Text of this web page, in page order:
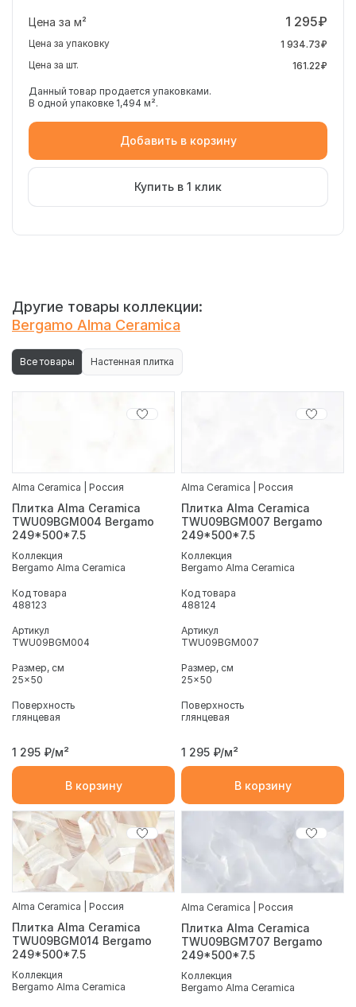
Цена за м² 1 295₽
Цена за упаковку
1 934.73₽
Цена за шт.
161.22₽
Данный товар продается упаковками.
В одной упаковке 1,494 м².
Добавить в корзину
Купить в 1 клик
стилизован под природный оникс в насыщенном бежевом
оттенке. Нейтральная фактура прожилок. Поверхность
глянцевая, глазурованная.
Другие товары коллекции:
Bergamo Alma Ceramica
Все товары Настенная плитка
Alma Ceramica | Россия
Плитка Alma Ceramica
TWU09BGM004 Bergamo
249*500*7.5
Коллекция
Bergamo Alma Ceramica
Код товара
488123
Артикул
TWU09BGM004
Размер, см
25x50
Поверхность
глянцевая
1 295 ₽/м²
В корзину
Alma Ceramica | Россия
Плитка Alma Ceramica
TWU09BGM007 Bergamo
249*500*7.5
Коллекция
Bergamo Alma Ceramica
Код товара
488124
Артикул
TWU09BGM007
Размер, см
25x50
Поверхность
глянцевая
1 295 ₽/м²
В корзину
Alma Ceramica | Россия
Плитка Alma Ceramica
TWU09BGM014 Bergamo
249*500*7.5
Коллекция
Bergamo Alma Ceramica
Alma Ceramica | Россия
Плитка Alma Ceramica
TWU09BGM707 Bergamo
249*500*7.5
Коллекция
Bergamo Alma Ceramica